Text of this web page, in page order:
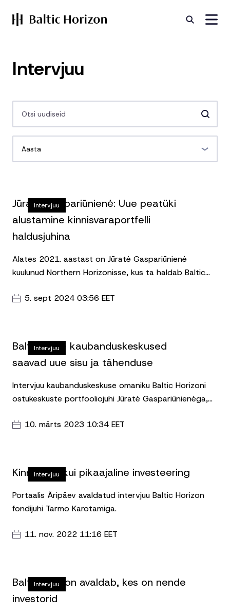
Intervjuu
Aasta
Intervjuu
Jūratė Gaspariūnienė: Uue peatüki
alustamine kinnisvaraportfelli
haldusjuhina
Alates 2021. aastast on Jūratė Gaspariūnienė
kuulunud Northern Horizonisse, kus ta haldab Baltic
põhiülesandeks olnud fondi peamiste kaubandus-, ja
strateegilise väärtuse suurendamine.
Jūratė vastutuse ka Fondi büroohoonete portfelli
eest. Kinnisvaraportfelli haldusjuhina kannab Jūratė
arendamise eest.
võrdselt kire ja sihikindlusega edukalt rakendanud
Fondi strateegiat kaubandusportfelli osas, muutes
5. sept 2024 03:56 EET
Intervjuu
Baltimaade kaubanduskeskused
saavad uue sisu ja tähenduse
Intervjuu kaubanduskeskuse omaniku Baltic Horizoni
ostukeskuste portfooliojuhi Jūratė Gaspariūnienėga,
10. märts 2023 10:34 EET
Intervjuu
Kinnisvara kui pikaajaline investeering
Portaalis Äripäev avaldatud intervjuu Baltic Horizon
fondijuhi Tarmo Karotamiga.
11. nov. 2022 11:16 EET
Intervjuu
Baltic Horizon avaldab, kes on nende
investorid